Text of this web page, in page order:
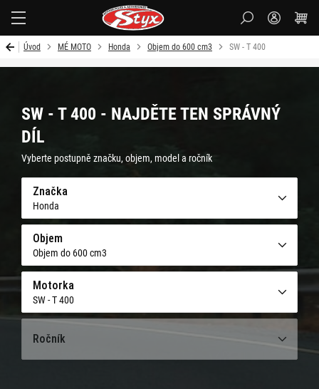
Úvod MÉ MOTO Honda Objem do 600 cm3 SW - T 400
SW - T 400 - NAJDĚTE TEN SPRÁVNÝ
DÍL
Vyberte postupně značku, objem, model a ročník
Značka
Honda
Objem
Objem do 600 cm3
Motorka
SW - T 400
Ročník